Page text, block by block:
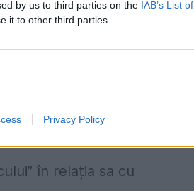
by us to third parties on the IAB’s List of
it to other third parties.
Privacy Policy
de Deutsche
german în ceea
Ministerului de Interne
Huawei și ZTE, se
în relația sa cu